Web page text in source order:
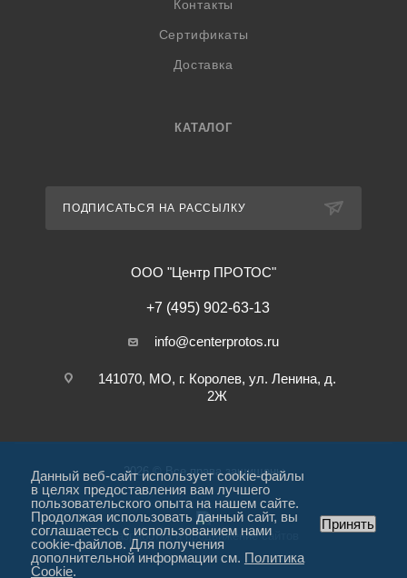
Контакты
Сертификаты
Доставка
КАТАЛОГ
ПОДПИСАТЬСЯ НА РАССЫЛКУ
ООО "Центр ПРОТОС"
+7 (495) 902-63-13
info@centerprotos.ru
141070, МО, г. Королев, ул. Ленина, д.
2Ж
2026 © Все права защищены
Разработка и продвижение сайтов
Данный веб-сайт использует cookie-файлы
в целях предоставления вам лучшего
пользовательского опыта на нашем сайте.
Продолжая использовать данный сайт, вы
соглашаетесь с использованием нами
cookie-файлов. Для получения
дополнительной информации см. Политика
Cookie.
Принять